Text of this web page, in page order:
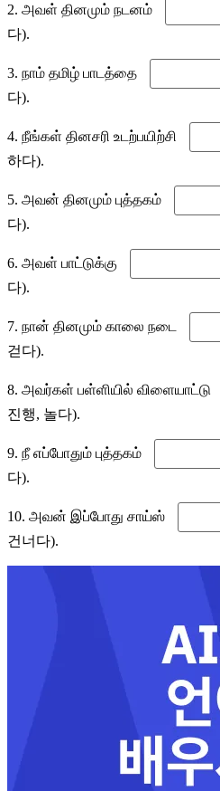
2. அவள் தினமும் நடனம்
다).
3. நாம் தமிழ் பாடத்தை
다).
4. நீங்கள் தினசரி உடற்பயிற்சி
하다).
5. அவன் தினமும் புத்தகம்
다).
6. அவள் பாட்டுக்கு
다).
7. நான் தினமும் காலை நடை
걷다).
8. அவர்கள் பள்ளியில் விளையாட்டு
진행, 놀다).
9. நீ எப்போதும் புத்தகம்
다).
10. அவன் இப்போது சாய்ஸ்
건너다).